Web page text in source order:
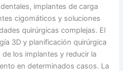
implantes de carga
cigomáticos y soluciones
quirúrgicas complejas. El
3D y planificación quirúrgica
los implantes y reducir la
en determinados casos. La